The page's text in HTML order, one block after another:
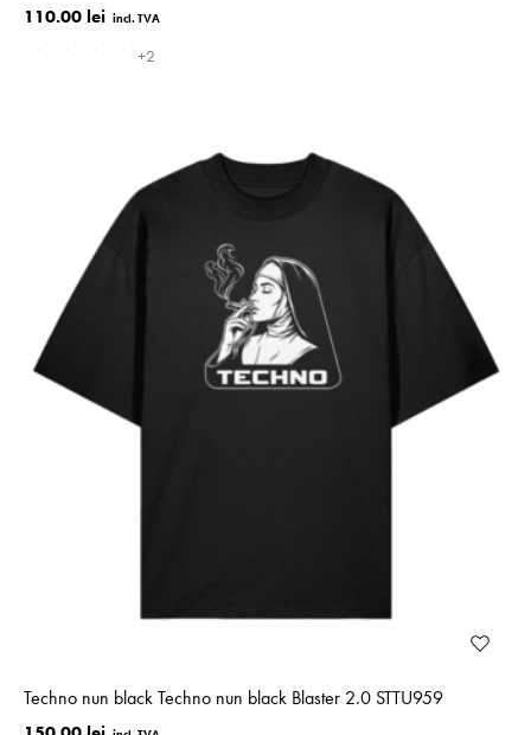
110.00 lei
+2
Techno nun black Techno nun black Blaster 2.0 STTU959